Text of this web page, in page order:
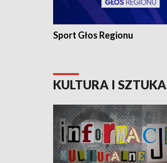
Sport Głos Regionu
KULTURA I SZTUKA